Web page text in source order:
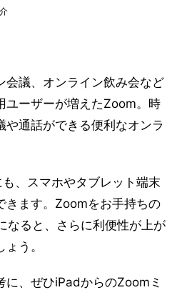
会議、オンライン飲み会など
ユーザーが増えたZoom。時
や通話ができる便利なオンラ
、スマホやタブレット端末
きます。Zoomをお手持ちの
なると、さらに利便性が上が
う。
に、ぜひiPadからのZoomミ